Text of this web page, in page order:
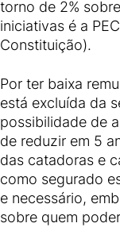
torno de 2%
iniciativas é a
Constituição).
Por ter baixa
está excluída da
possibilidade de
de reduzir em 5
das catadoras e
como segurado
e necessário,
sobre quem